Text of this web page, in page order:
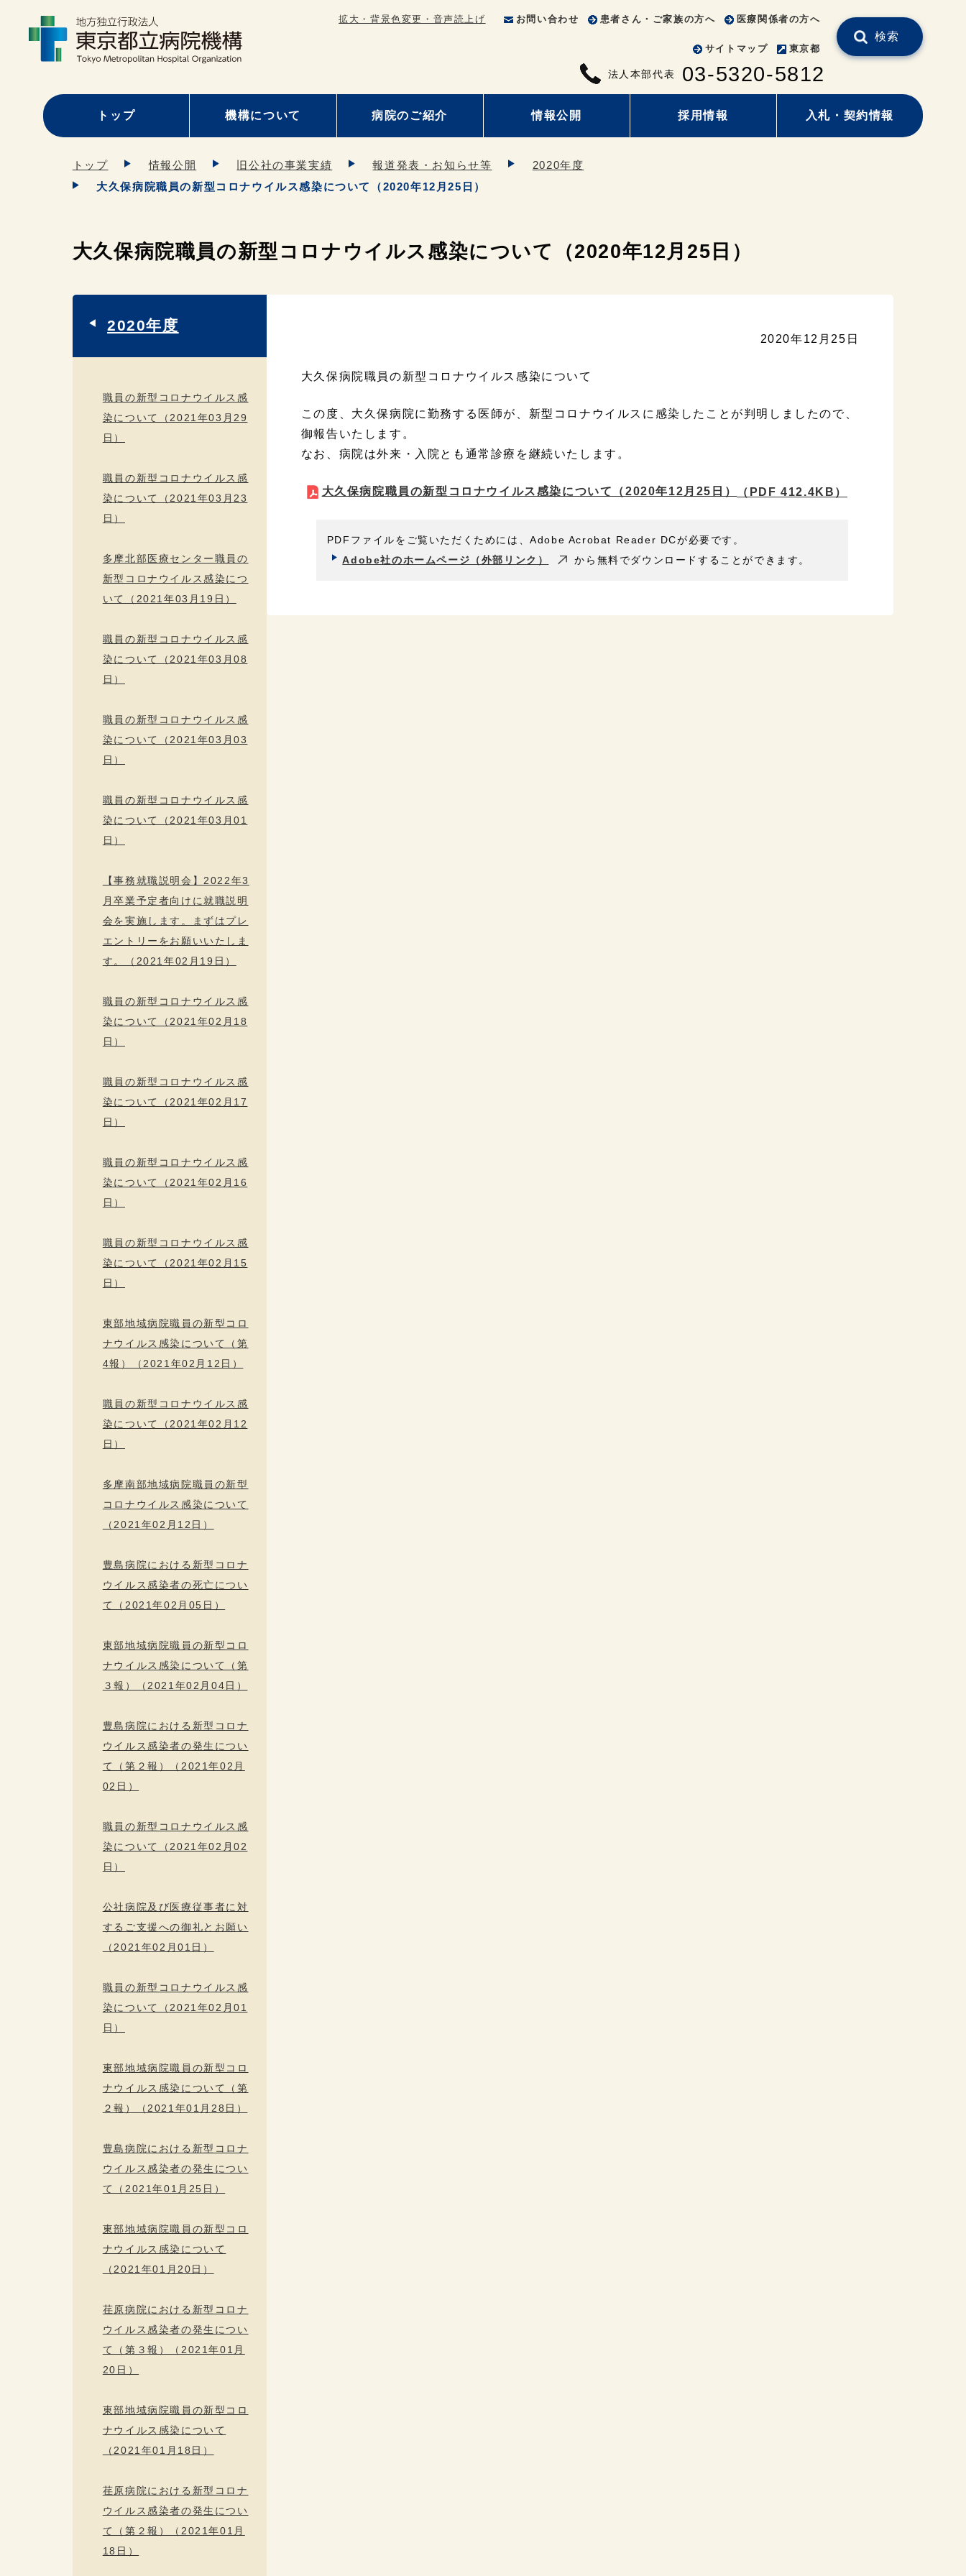
拡大・背景色変更・音声読上げ お問い合わせ 患者さん・ご家族の方へ 医療関係者の方へ
サイトマップ 東京都
法人本部代表 03-5320-5812
検索
トップ 機構について 病院のご紹介 情報公開 採用情報 入札・契約情報
トップ 情報公開 旧公社の事業実績 報道発表・お知らせ等
2020年度
大久保病院職員の新型コロナウイルス感染について（2020年12月25日）
大久保病院職員の新型コロナウイルス感染について（2020年12月25日）
2020年12月25日
大久保病院職員の新型コロナウイルス感染について
この度、大久保病院に勤務する医師が、新型コロナウイルスに感染したことが判明しましたので、
御報告いたします。
なお、病院は外来・入院とも通常診療を継続いたします。
大久保病院職員の新型コロナウイルス感染について（2020年12月25日） （PDF 412.4KB）
PDFファイルをご覧いただくためには、Adobe Acrobat Reader DCが必要です。
Adobe社のホームページ（外部リンク）
から無料でダウンロードすることができます。
2020年度
職員の新型コロナウイルス感
染について（2021年03月29
日）
職員の新型コロナウイルス感
染について（2021年03月23
日）
多摩北部医療センター職員の
新型コロナウイルス感染につ
いて（2021年03月19日）
職員の新型コロナウイルス感
染について（2021年03月08
日）
職員の新型コロナウイルス感
染について（2021年03月03
日）
職員の新型コロナウイルス感
染について（2021年03月01
日）
【事務就職説明会】2022年3
月卒業予定者向けに就職説明
会を実施します。まずはプレ
エントリーをお願いいたしま
す。（2021年02月19日）
職員の新型コロナウイルス感
染について（2021年02月18
日）
職員の新型コロナウイルス感
染について（2021年02月17
日）
職員の新型コロナウイルス感
染について（2021年02月16
日）
職員の新型コロナウイルス感
染について（2021年02月15
日）
東部地域病院職員の新型コロ
ナウイルス感染について（第
4報）（2021年02月12日）
職員の新型コロナウイルス感
染について（2021年02月12
日）
多摩南部地域病院職員の新型
コロナウイルス感染について
（2021年02月12日）
豊島病院における新型コロナ
ウイルス感染者の死亡につい
て（2021年02月05日）
東部地域病院職員の新型コロ
ナウイルス感染について（第
３報）（2021年02月04日）
豊島病院における新型コロナ
ウイルス感染者の発生につい
て（第２報）（2021年02月
02日）
職員の新型コロナウイルス感
染について（2021年02月02
日）
公社病院及び医療従事者に対
するご支援への御礼とお願い
（2021年02月01日）
職員の新型コロナウイルス感
染について（2021年02月01
日）
東部地域病院職員の新型コロ
ナウイルス感染について（第
２報）（2021年01月28日）
豊島病院における新型コロナ
ウイルス感染者の発生につい
て（2021年01月25日）
東部地域病院職員の新型コロ
ナウイルス感染について
（2021年01月20日）
荏原病院における新型コロナ
ウイルス感染者の発生につい
て（第３報）（2021年01月
20日）
東部地域病院職員の新型コロ
ナウイルス感染について
（2021年01月18日）
荏原病院における新型コロナ
ウイルス感染者の発生につい
て（第２報）（2021年01月
18日）